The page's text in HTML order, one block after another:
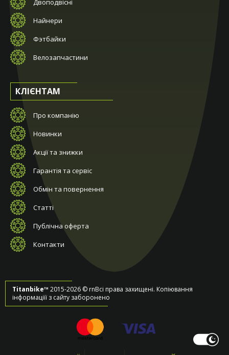
Двоподвісні
Найнери
Фэтбайки
Велозапчастини
КЛІЄНТАМ
Про компанію
Новинки
Акції та знижки
Гарантія та сервіс
Обмін та повернення
Статті
Публічна оферта
Контакти
Titanbike™ 2015-2026 © rnВсі права захищені. Копіювання
інформаціїї з сайту заборонено